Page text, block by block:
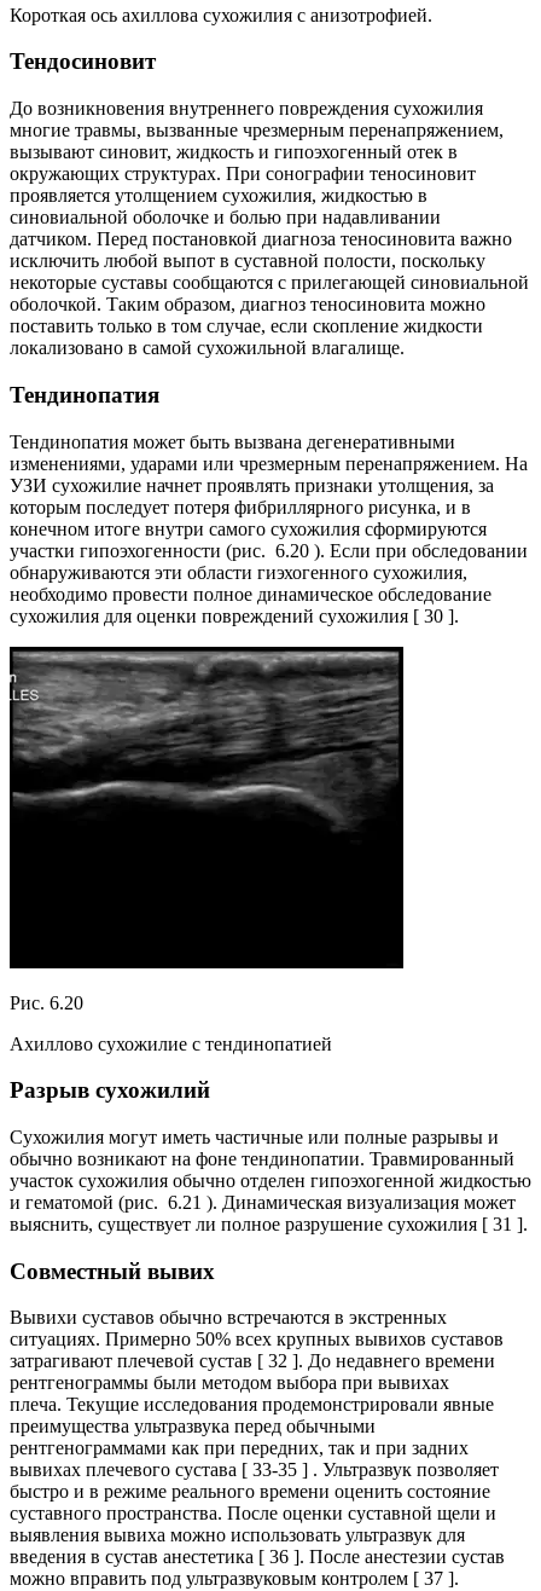
Короткая ось ахиллова сухожилия с анизотрофией.
Тендосиновит
До возникновения внутреннего повреждения сухожилия
многие травмы, вызванные чрезмерным перенапряжением,
вызывают синовит, жидкость и гипоэхогенный отек в
окружающих структурах. При сонографии теносиновит
проявляется утолщением сухожилия, жидкостью в
синовиальной оболочке и болью при надавливании
датчиком. Перед постановкой диагноза теносиновита важно
исключить любой выпот в суставной полости, поскольку
некоторые суставы сообщаются с прилегающей синовиальной
оболочкой. Таким образом, диагноз теносиновита можно
поставить только в том случае, если скопление жидкости
локализовано в самой сухожильной влагалище.
Тендинопатия
Тендинопатия может быть вызвана дегенеративными
изменениями, ударами или чрезмерным перенапряжением. На
УЗИ сухожилие начнет проявлять признаки утолщения, за
которым последует потеря фибриллярного рисунка, и в
конечном итоге внутри самого сухожилия сформируются
участки гипоэхогенности (рис. 6.20 ). Если при обследовании
обнаруживаются эти области гиэхогенного сухожилия,
необходимо провести полное динамическое обследование
сухожилия для оценки повреждений сухожилия [ 30 ].
Рис. 6.20
Ахиллово сухожилие с тендинопатией
Разрыв сухожилий
Сухожилия могут иметь частичные или полные разрывы и
обычно возникают на фоне тендинопатии. Травмированный
участок сухожилия обычно отделен гипоэхогенной жидкостью
и гематомой (рис. 6.21 ). Динамическая визуализация может
выяснить, существует ли полное разрушение сухожилия [ 31 ].
Совместный вывих
Вывихи суставов обычно встречаются в экстренных
ситуациях. Примерно 50% всех крупных вывихов суставов
затрагивают плечевой сустав [ 32 ]. До недавнего времени
рентгенограммы были методом выбора при вывихах
плеча. Текущие исследования продемонстрировали явные
преимущества ультразвука перед обычными
рентгенограммами как при передних, так и при задних
вывихах плечевого сустава [ 33-35 ] . Ультразвук позволяет
быстро и в режиме реального времени оценить состояние
суставного пространства. После оценки суставной щели и
выявления вывиха можно использовать ультразвук для
введения в сустав анестетика [ 36 ]. После анестезии сустав
можно вправить под ультразвуковым контролем [ 37 ].